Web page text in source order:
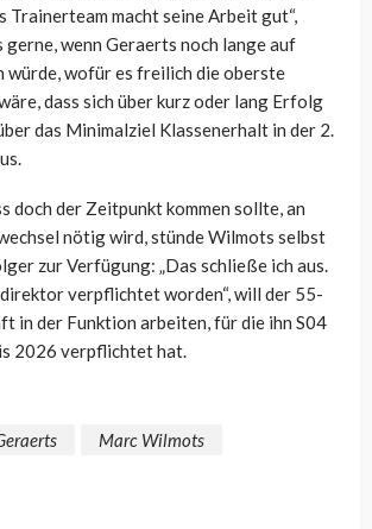
Trainerteam macht seine Arbeit gut“,
gerne, wenn Geraerts noch lange auf
würde, wofür es freilich die oberste
dass sich über kurz oder lang Erfolg
das Minimalziel Klassenerhalt in der 2.
doch der Zeitpunkt kommen sollte, an
nötig wird, stünde Wilmots selbst
zur Verfügung: „Das schließe ich aus.
verpflichtet worden“, will der 55-
in der Funktion arbeiten, für die ihn S04
2026 verpflichtet hat.
Marc Wilmots